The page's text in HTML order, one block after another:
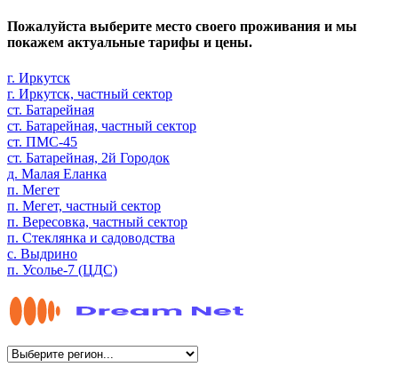
Пожалуйста выберите место своего проживания и мы
покажем актуальные тарифы и цены.
г. Иркутск
г. Иркутск, частный сектор
ст. Батарейная
ст. Батарейная, частный сектор
ст. ПМС-45
ст. Батарейная, 2й Городок
д. Малая Еланка
п. Мегет
п. Мегет, частный сектор
п. Вересовка, частный сектор
п. Стеклянка и садоводства
с. Выдрино
п. Усолье-7 (ЦДС)